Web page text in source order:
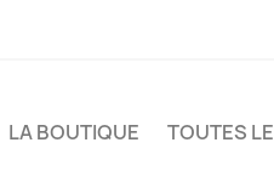
LA BOUTIQUE TOUTES